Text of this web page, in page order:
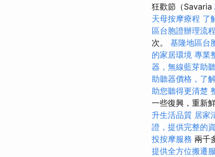
狂歡節（Savaria
天母按摩療程 了
區台胞證辦理流程
次。 基隆地區台
的家居環境 專業
器，無線藍芽助
助聽器價格，了
助您聽得更清楚
一些復興，重新
升生活品質 居家
證，提供完整的
投按摩服務 兩千
提供全方位搬遷